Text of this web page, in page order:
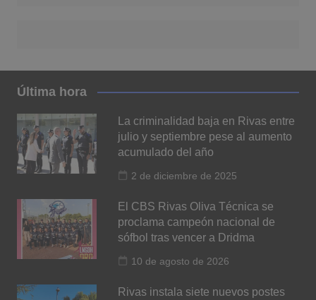
Última hora
La criminalidad baja en Rivas entre
julio y septiembre pese al aumento
acumulado del año
2 de diciembre de 2025
El CBS Rivas Oliva Técnica se
proclama campeón nacional de
sófbol tras vencer a Dridma
10 de agosto de 2026
Rivas instala siete nuevos postes